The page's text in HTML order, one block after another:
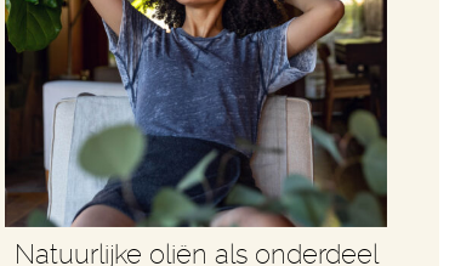
Natuurlijke oliën als onderdeel